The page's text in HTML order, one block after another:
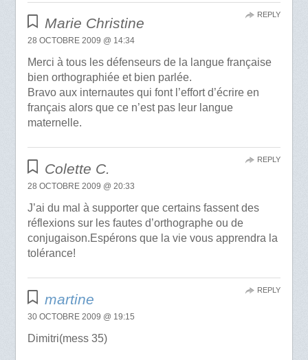
Marie Christine
28 OCTOBRE 2009 @ 14:34
Merci à tous les défenseurs de la langue française
bien orthographiée et bien parlée.
Bravo aux internautes qui font l’effort d’écrire en
français alors que ce n’est pas leur langue
maternelle.
REPLY
Colette C.
28 OCTOBRE 2009 @ 20:33
J’ai du mal à supporter que certains fassent des
réflexions sur les fautes d’orthographe ou de
conjugaison.Espérons que la vie vous apprendra la
tolérance!
REPLY
martine
30 OCTOBRE 2009 @ 19:15
Dimitri(mess 35)
REPLY